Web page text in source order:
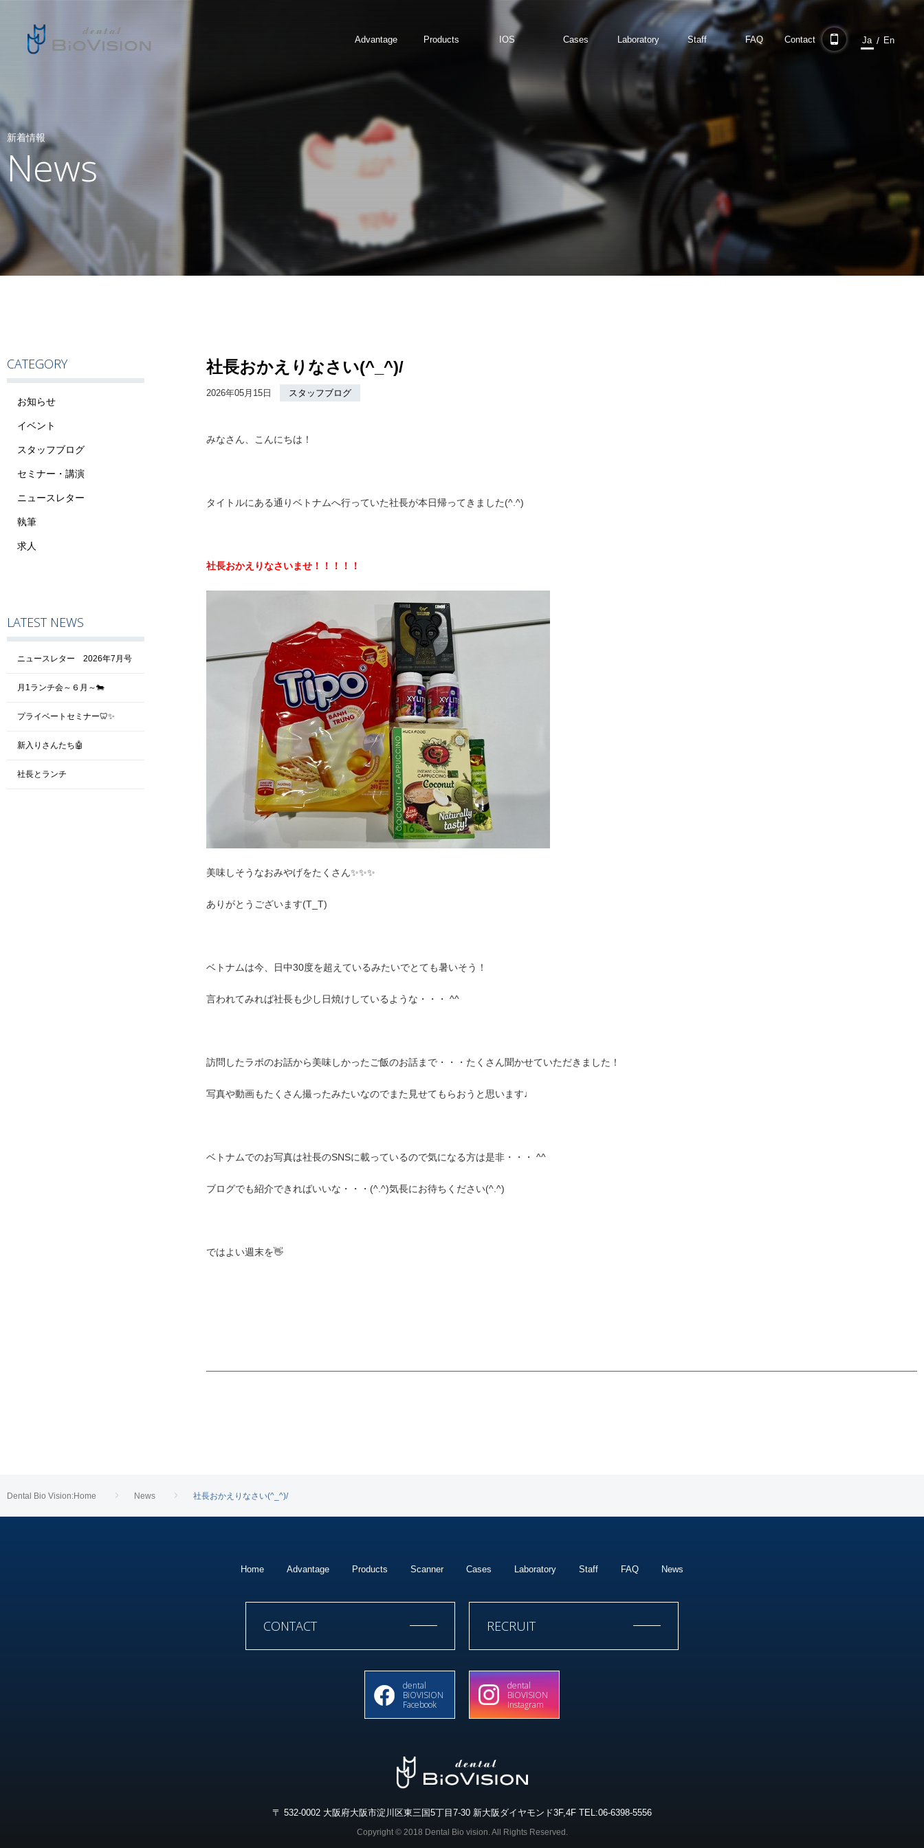
Advantage Products IOS Cases Laboratory Staff FAQ Contact Ja / En
新着情報
News
社長おかえりなさい(^_^)/
2026年05月15日 スタッフブログ
みなさん、こんにちは！
タイトルにある通りベトナムへ行っていた社長が本日帰ってきました(^.^)
社長おかえりなさいませ！！！！！
美味しそうなおみやげをたくさん✨✨✨
ありがとうございます(T_T)
ベトナムは今、日中30度を超えているみたいでとても暑いそう！
言われてみれば社長も少し日焼けしているような・・・ ^^
訪問したラボのお話から美味しかったご飯のお話まで・・・たくさん聞かせていただきました！
写真や動画もたくさん撮ったみたいなのでまた見せてもらおうと思います♩
ベトナムでのお写真は社長のSNSに載っているので気になる方は是非・・・ ^^
ブログでも紹介できればいいな・・・(^.^)気長にお待ちください(^.^)
ではよい週末を👋
CATEGORY
お知らせ
イベント
スタッフブログ
セミナー・講演
ニュースレター
執筆
求人
LATEST NEWS
ニュースレター 2026年7月号
月1ランチ会～６月～🐄
プライベートセミナー🦷✨
新入りさんたち🤖
社長とランチ
Dental Bio Vision:Home News 社長おかえりなさい(^_^)/
Home Advantage Products Scanner Cases Laboratory Staff FAQ News
CONTACT RECRUIT
dental
BiOVISION
Facebook
dental
BiOVISION
Instagram
〒 532-0002 大阪府大阪市淀川区東三国5丁目7-30 新大阪ダイヤモンド3F,4F TEL:06-6398-5556
Copyright © 2018 Dental Bio vision. All Rights Reserved.